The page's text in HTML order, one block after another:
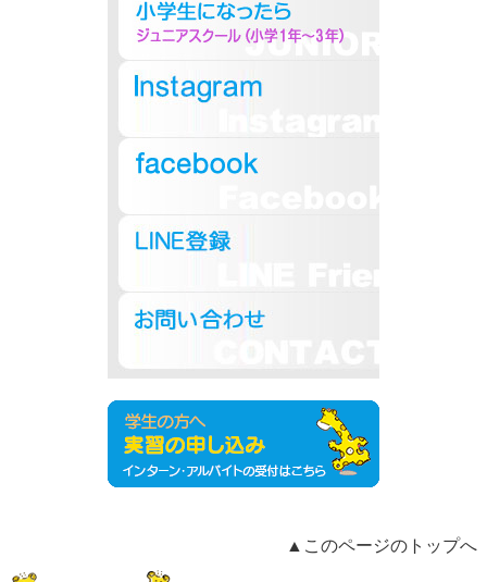
▲このページのトップへ